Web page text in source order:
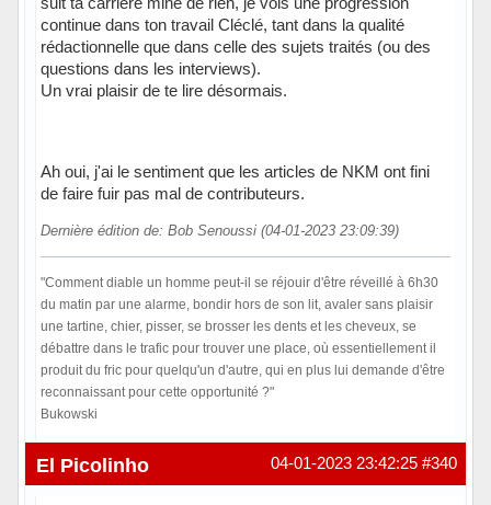
continue dans ton travail Cléclé, tant dans la qualité
rédactionnelle que dans celle des sujets traités (ou des
questions dans les interviews).
Un vrai plaisir de te lire désormais.
Ah oui, j'ai le sentiment que les articles de NKM ont fini
de faire fuir pas mal de contributeurs.
Dernière édition de: Bob Senoussi (04-01-2023 23:09:39)
"Comment diable un homme peut-il se réjouir d'être réveillé à 6h30
du matin par une alarme, bondir hors de son lit, avaler sans plaisir
une tartine, chier, pisser, se brosser les dents et les cheveux, se
débattre dans le trafic pour trouver une place, où essentiellement il
produit du fric pour quelqu'un d'autre, qui en plus lui demande d'être
reconnaissant pour cette opportunité ?"
Bukowski
Hors ligne #340
04-01-2023 23:42:25
El Picolinho